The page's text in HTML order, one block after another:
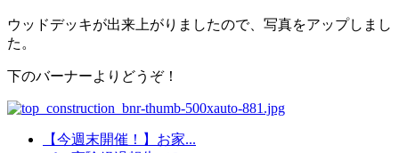
ウッドデッキが出来上がりましたので、写真をアップしまし
た。
下のバーナーよりどうぞ！
【今週末開催！】お家...